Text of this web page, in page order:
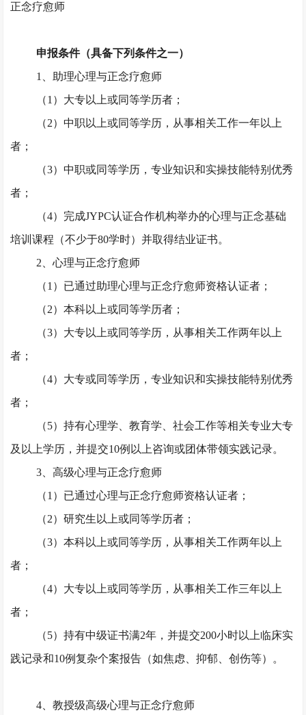
正念疗愈师
申报条件（具备下列条件之一）
1、助理心理与正念疗愈师
（1）大专以上或同等学历者；
（2）中职以上或同等学历，从事相关工作一年以上
者；
（3）中职或同等学历，专业知识和实操技能特别优秀
者；
（4）完成JYPC认证合作机构举办的心理与正念基础
培训课程（不少于80学时）并取得结业证书。
2、心理与正念疗愈师
（1）已通过助理心理与正念疗愈师资格认证者；
（2）本科以上或同等学历者；
（3）大专以上或同等学历，从事相关工作两年以上
者；
（4）大专或同等学历，专业知识和实操技能特别优秀
者；
（5）持有心理学、教育学、社会工作等相关专业大专
及以上学历，并提交10例以上咨询或团体带领实践记录。
3、高级心理与正念疗愈师
（1）已通过心理与正念疗愈师资格认证者；
（2）研究生以上或同等学历者；
（3）本科以上或同等学历，从事相关工作两年以上
者；
（4）大专以上或同等学历，从事相关工作三年以上
者；
（5）持有中级证书满2年，并提交200小时以上临床实
践记录和10例复杂个案报告（如焦虑、抑郁、创伤等）。
4、教授级高级心理与正念疗愈师